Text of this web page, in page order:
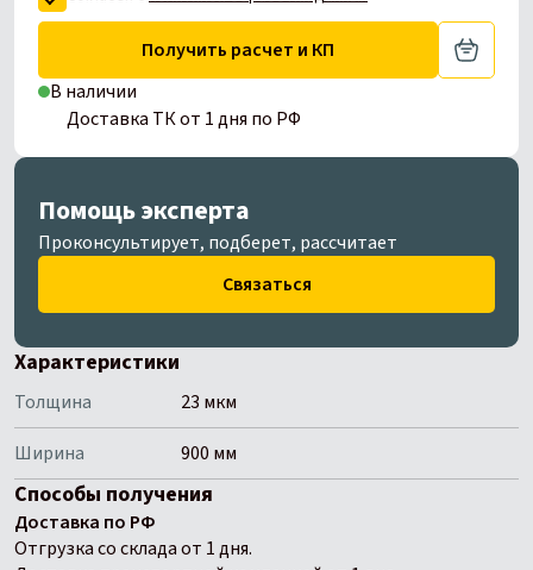
Характеристики
Толщина
23 мкм
Ширина
900 мм
Способы получения
Доставка по РФ
Отгрузка со склада от 1 дня.
Получить расчет и КП
В наличии
Доставка ТК от 1 дня по РФ
Помощь эксперта
Проконсультирует, подберет, рассчитает
Связаться